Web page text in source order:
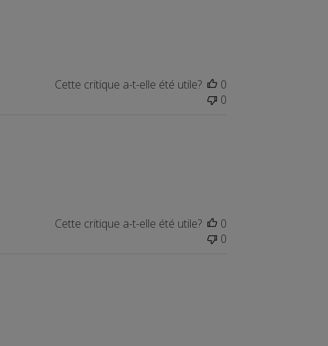
Cette critique a-t-elle été utile?
0
0
Cette critique a-t-elle été utile?
0
0